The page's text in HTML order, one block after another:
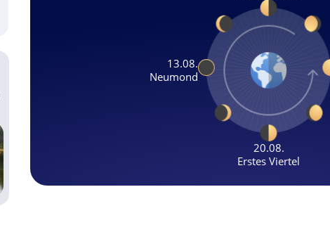
13.08.
Neumond
20.08.
Erstes Viertel